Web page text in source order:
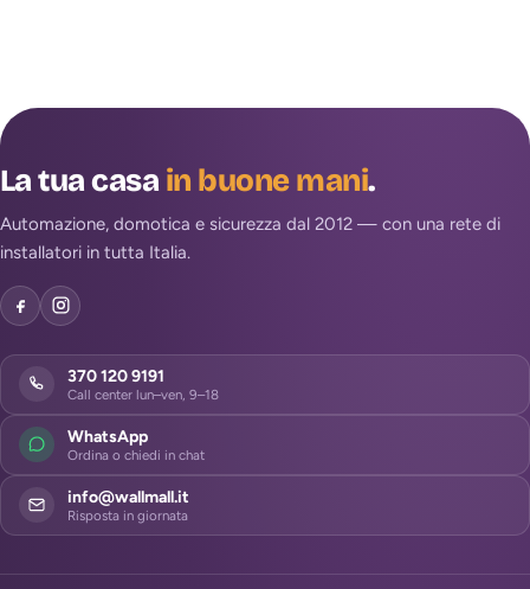
La tua casain buone mani.
Automazione, domotica e sicurezza dal 2012 — con una rete di
installatori in tutta Italia.
370 120 9191
Call center lun–ven, 9–18
WhatsApp
Ordina o chiedi in chat
info@wallmall.it
Risposta in giornata